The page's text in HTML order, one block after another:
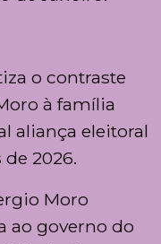
o contraste
à família
aliança eleitoral
2026.
Moro
ao governo do